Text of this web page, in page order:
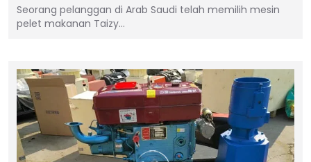
Seorang pelanggan di Arab Saudi telah memilih mesin
pelet makanan Taizy…